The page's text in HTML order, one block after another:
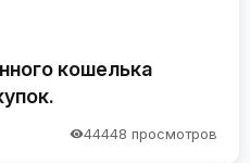
кошелька
44448 просмотров